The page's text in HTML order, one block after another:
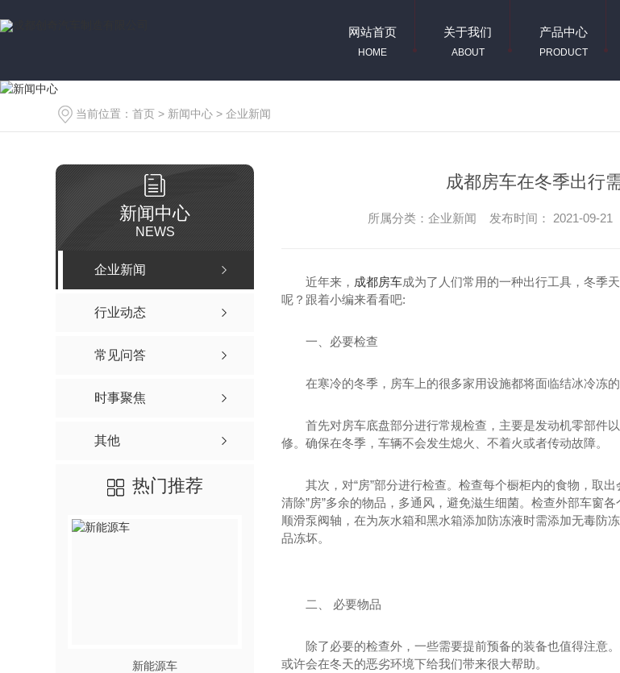
网站首页
HOME
关于我们
ABOUT
产品中心
PRODUCT
当前位置： 首页 > 新闻中心 > 企业新闻
新闻中心
NEWS
企业新闻
行业动态
常见问答
时事聚焦
其他
热门推荐
新能源车 山川半挂车 成都自卸车
成都房车在冬季出行
所属分类：企业新闻 发布时间： 2021-09-
近年来， 成都房车成为了人们常用的一种出行工具，冬季
呢？跟着小编来看看吧:
一、必要检查
在寒冷的冬季，房车上的很多家用设施都将面临结冰冷冻
首先对房车底盘部分进行常规检查，主要是发动机零部件
修。确保在冬季，车辆不会发生熄火、不着火或者传动故障。
其次，对“房”部分进行检查。检查每个橱柜内的食物，取
清除”房”多余的物品，多通风，避免滋生细菌。检查外部车窗
顺滑泵阀轴，在为灰水箱和黑水箱添加防冻液时需添加无毒防
品冻坏。
二、 必要物品
除了必要的检查外，一些需要提前预备的装备也值得注意
或许会在冬天的恶劣环境下给我们带来很大帮助。